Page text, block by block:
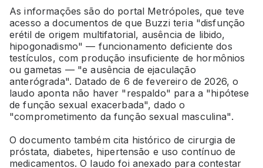
As informações são do portal Metrópoles, que teve
acesso a documentos de que Buzzi teria "disfunção
erétil de origem multifatorial, ausência de libido,
hipogonadismo" — funcionamento deficiente dos
testículos, com produção insuficiente de hormônios
ou gametas — "e ausência de ejaculação
anterógrada". Datado de 6 de fevereiro de 2026, o
laudo aponta não haver "respaldo" para a "hipótese
de função sexual exacerbada", dado o
"comprometimento da função sexual masculina".
O documento também cita histórico de cirurgia de
próstata, diabetes, hipertensão e uso contínuo de
medicamentos. O laudo foi anexado para contestar